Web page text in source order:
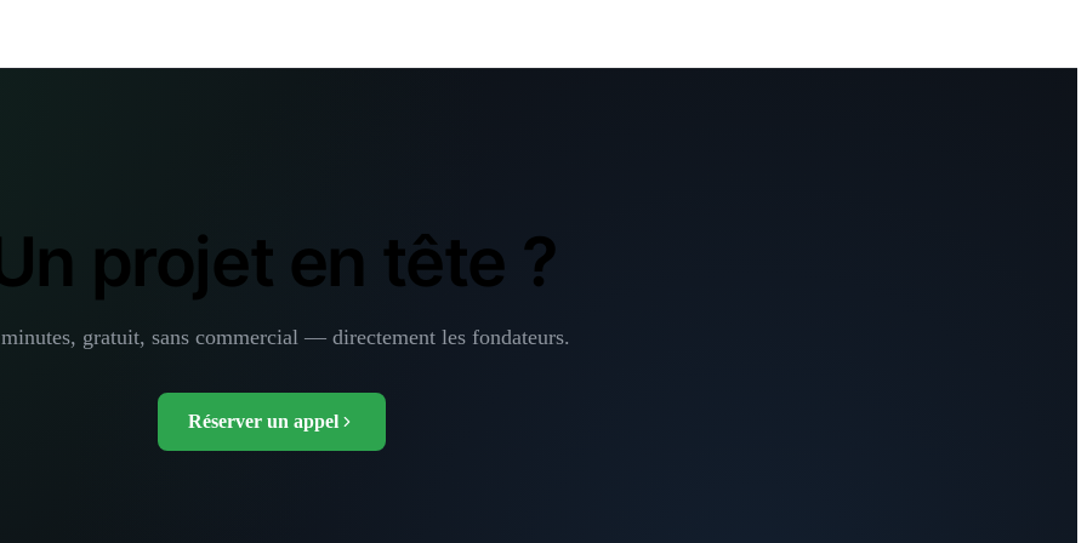
projet en tête ?
gratuit, sans commercial — directement les fondateurs.
Réserver un appel